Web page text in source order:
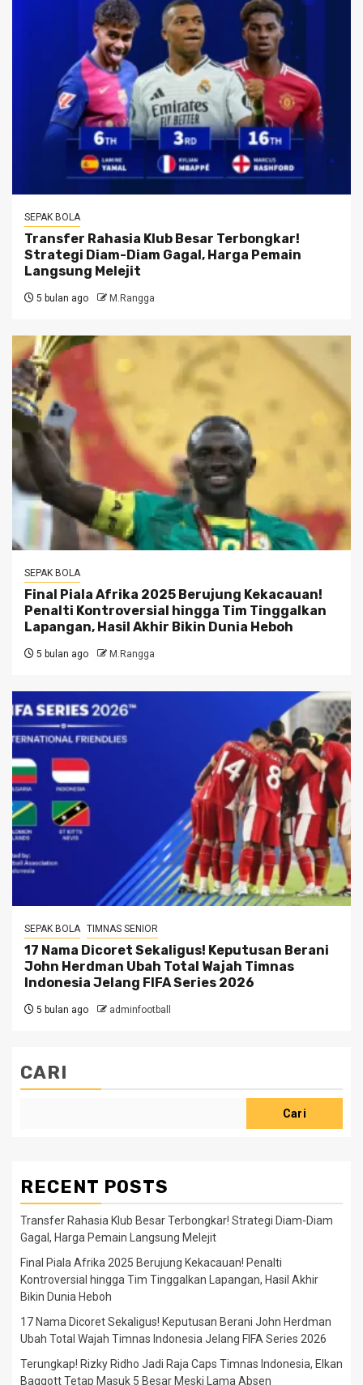
SEPAK BOLA
Transfer Rahasia Klub Besar Terbongkar!
Strategi Diam-Diam Gagal, Harga Pemain
Langsung Melejit
5 bulan ago M.Rangga
SEPAK BOLA
Final Piala Afrika 2025 Berujung Kekacauan!
Penalti Kontroversial hingga Tim Tinggalkan
Lapangan, Hasil Akhir Bikin Dunia Heboh
5 bulan ago M.Rangga
SEPAK BOLA TIMNAS SENIOR
17 Nama Dicoret Sekaligus! Keputusan Berani
John Herdman Ubah Total Wajah Timnas
Indonesia Jelang FIFA Series 2026
5 bulan ago adminfootball
CARI
Cari
RECENT POSTS
Transfer Rahasia Klub Besar Terbongkar! Strategi Diam-Diam
Gagal, Harga Pemain Langsung Melejit
Final Piala Afrika 2025 Berujung Kekacauan! Penalti
Kontroversial hingga Tim Tinggalkan Lapangan, Hasil Akhir
Bikin Dunia Heboh
17 Nama Dicoret Sekaligus! Keputusan Berani John Herdman
Ubah Total Wajah Timnas Indonesia Jelang FIFA Series 2026
Terungkap! Rizky Ridho Jadi Raja Caps Timnas Indonesia, Elkan
Baggott Tetap Masuk 5 Besar Meski Lama Absen